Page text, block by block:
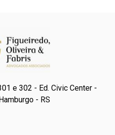
e 302 - Ed. Civic Center -
- RS